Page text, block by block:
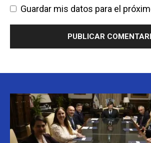
Guardar mis datos para el